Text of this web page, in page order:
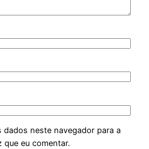
dados neste navegador para a
que eu comentar.